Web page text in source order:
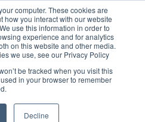
computer. These cookies are
how you interact with our website
use this information in order to
experience and for analytics
on this website and other media.
we use, see our Privacy Policy
be tracked when you visit this
in your browser to remember
Decline